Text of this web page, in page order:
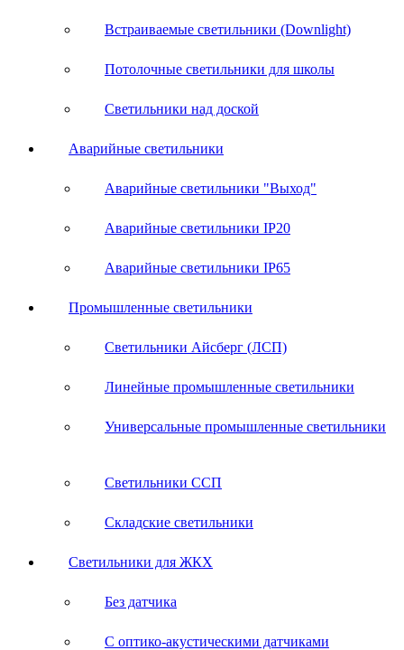
Встраиваемые светильники (Downlight)
Потолочные светильники для школы
Светильники над доской
Аварийные светильники
Аварийные светильники "Выход"
Аварийные светильники IP20
Аварийные светильники IP65
Промышленные светильники
Светильники Айсберг (ЛСП)
Линейные промышленные светильники
Универсальные промышленные светильники
Светильники ССП
Складские светильники
Светильники для ЖКХ
Без датчика
С оптико-акустическими датчиками